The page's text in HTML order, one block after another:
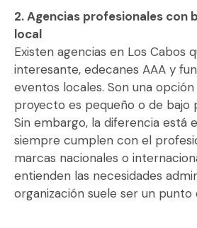
2. Agencias profesionales con
local
Existen agencias en Los Cabos
interesante, edecanes AAA y
eventos locales. Son una opción
proyecto es pequeño o de bajo
Sin embargo, la diferencia está
siempre cumplen con el
marcas nacionales o
entienden las necesidades
organización suele ser un punto